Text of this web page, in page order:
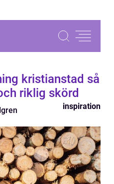
kristianstad så
riklig skörd
inspiration